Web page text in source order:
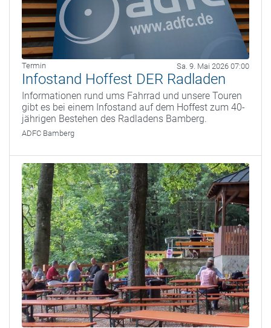
Termin Sa. 9. Mai 2026 07:00
Infostand Hoffest DER Radladen
Informationen rund ums Fahrrad und unsere Touren
gibt es bei einem Infostand auf dem Hoffest zum 40-
jährigen Bestehen des Radladens Bamberg.
ADFC Bamberg